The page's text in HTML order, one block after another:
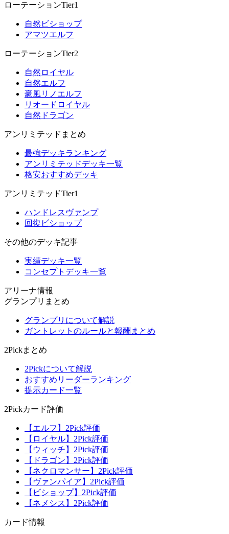
ローテーションTier1
自然ビショップ
アマツエルフ
ローテーションTier2
自然ロイヤル
自然エルフ
豪風リノエルフ
リオードロイヤル
自然ドラゴン
アンリミテッドまとめ
最強デッキランキング
アンリミテッドデッキ一覧
格安おすすめデッキ
アンリミテッドTier1
ハンドレスヴァンプ
回復ビショップ
その他のデッキ記事
実績デッキ一覧
コンセプトデッキ一覧
アリーナ情報
グランプリまとめ
グランプリについて解説
ガントレットのルールと報酬まとめ
2Pickまとめ
2Pickについて解説
おすすめリーダーランキング
提示カード一覧
2Pickカード評価
【エルフ】2Pick評価
【ロイヤル】2Pick評価
【ウィッチ】2Pick評価
【ドラゴン】2Pick評価
【ネクロマンサー】2Pick評価
【ヴァンパイア】2Pick評価
【ビショップ】2Pick評価
【ネメシス】2Pick評価
カード情報